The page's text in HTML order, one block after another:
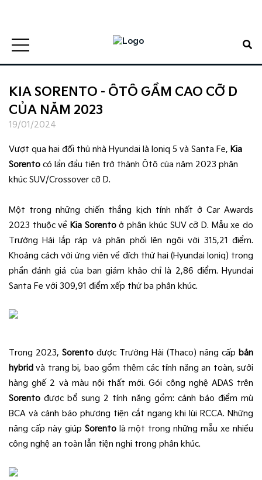
KIA SORENTO - ÔTÔ GẦM CAO CỠ D
CỦA NĂM 2023
19/01/2024
Vượt qua hai đối thủ nhà Hyundai là Ioniq 5 và Santa Fe, Kia
Sorento có lần đầu tiên trở thành Ôtô của năm 2023 phân
khúc SUV/Crossover cỡ D.
Một trong những chiến thắng kịch tính nhất ở Car Awards
2023 thuộc về Kia Sorentoở phân khúc SUV cỡ D. Mẫu xe do
Trường Hải lắp ráp và phân phối lên ngôi với 315,21 điểm.
Khoảng cách với ứng viên về đích thứ hai (Hyundai Ioniq) trong
phần đánh giá của ban giám khảo chỉ là 2,86 điểm. Hyundai
Santa Fe với 309,91 điểm xếp thứ ba phân khúc.
Trong 2023, Sorento được Trường Hải (Thaco) nâng cấp bản
hybrid và trang bị, bao gồm thêm các tính năng an toàn, sưởi
hàng ghế 2 và màu nội thất mới. Gói công nghệ ADAS trên
Sorento được bổ sung 2 tính năng gồm: cảnh báo điểm mù
BCA và cảnh báo phương tiện cắt ngang khi lùi RCCA. Những
nâng cấp này giúp Sorentolà một trong những mẫu xe nhiều
công nghệ an toàn lẫn tiện nghi trong phân khúc.